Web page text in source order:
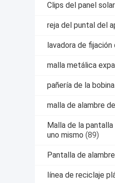
Clips del panel solar
reja del puntal del
lavadora de
malla metálica
pañería de la
malla de alambre
Malla de la
uno mismo (89)
Pantalla de
línea de reciclaje